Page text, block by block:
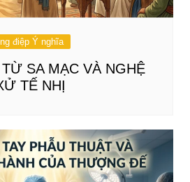
điệp Ý nghĩa
SA MẠC VÀ NGHỆ
TẾ NHỊ